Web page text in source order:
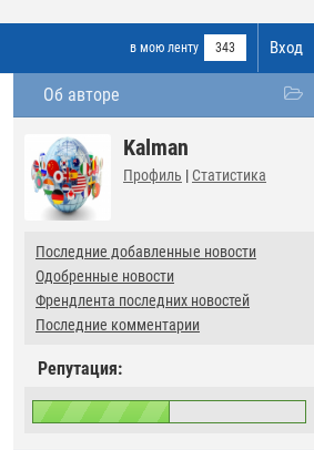
Вход
в мою ленту 343
Об авторе
Kalman
Профиль | Статистика
Последние добавленные новости
Одобренные новости
Френдлента последних новостей
Последние комментарии
Репутация: